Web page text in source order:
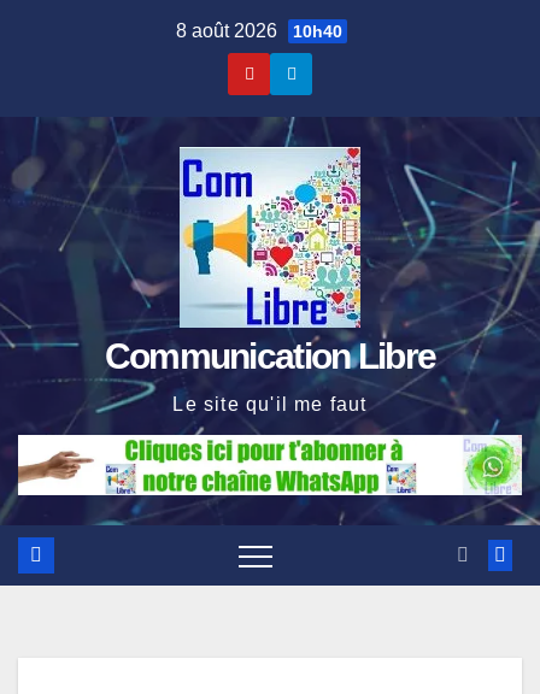
8 août 2026 10h40
Communication Libre
Le site qu'il me faut